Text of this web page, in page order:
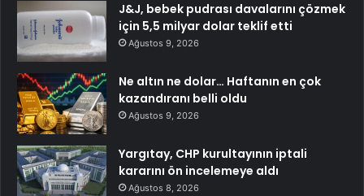
J&J, bebek pudrası davalarını çözmek
için 5,5 milyar dolar teklif etti
Ağustos 9, 2026
Ne altın ne dolar… Haftanın en çok
kazandıranı belli oldu
Ağustos 9, 2026
Yargıtay, CHP kurultayının iptali
kararını ön incelemeye aldı
Ağustos 8, 2026